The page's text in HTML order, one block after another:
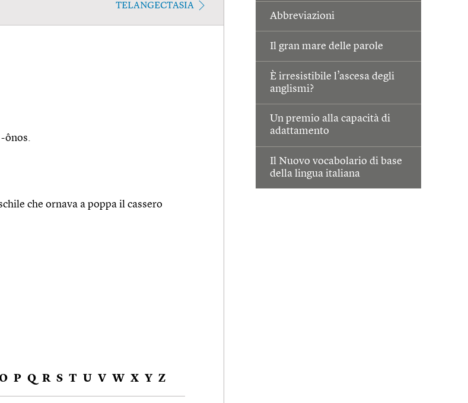
Abbreviazioni
Il gran mare delle parole
È irresistibile l’ascesa degli
anglismi?
Un premio alla capacità di
adattamento
Il Nuovo vocabolario di base
della lingua italiana
TELANGECTASIA
ônos.
che ornava a poppa il cassero
P Q R S T U V W X Y Z